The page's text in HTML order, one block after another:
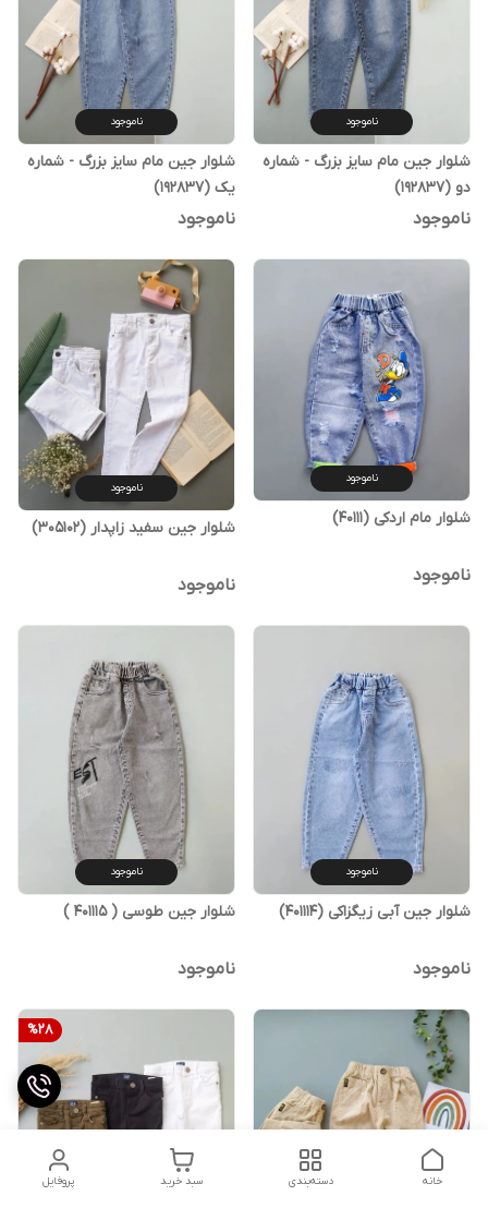
ناموجود
شلوار جین مام سایز بزرگ - شماره
دو (192837)
ناموجود
ناموجود
شلوار جین مام سایز بزرگ - شماره
یک (192837)
ناموجود
ناموجود
شلوار مام اردکی (40111)
ناموجود
ناموجود
شلوار جین سفید زاپدار (305102)
ناموجود
ناموجود
شلوار جین آبی زیگزاکی (401114)
ناموجود
ناموجود
شلوار جین طوسی ( 401115 )
ناموجود
%28
پروفایل سبد خرید دسته‌بندی خانه